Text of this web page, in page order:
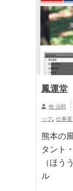
鳳運堂
牧 治郎
ップ, 仕事
熊本の
タント
（ほう
ル